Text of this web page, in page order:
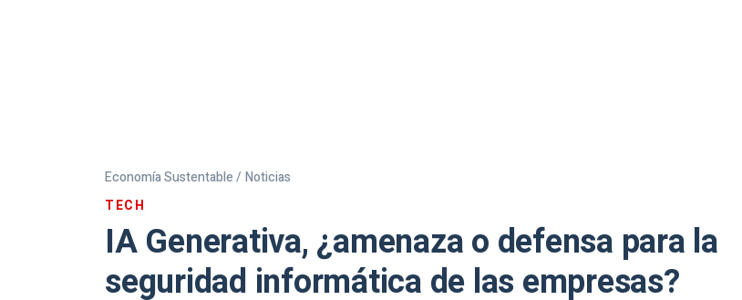
Economía Sustentable / Noticias
TECH
IA Generativa, ¿amenaza o defensa para la
seguridad informática de las empresas?